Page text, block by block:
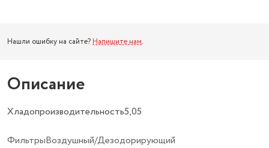
Нашли ошибку на сайте? Напишите нам.
Описание
Хладопроизводительность5,05
ФильтрыВоздушный/Дезодорирующий